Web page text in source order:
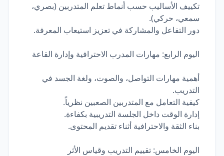
تكييف الأساليب حسب أنماط تعلم المتدربين (بصري،
سمعي، حركي).
دور التفاعل والمشاركة في تعزيز استيعاب المعرفة.
اليوم الرابع: مهارات المدرب الاحترافية وإدارة القاعة
أهمية مهارات التواصل، والصوت، ولغة الجسد في
التدريب.
كيفية التعامل مع المتدربين الصعبين نظرياً.
إدارة الوقت داخل الجلسة التدريبية بكفاءة.
بناء الثقة والاحترافية أثناء تقديم المحتوى.
اليوم الخامس: تقييم التدريب وقياس الأثر